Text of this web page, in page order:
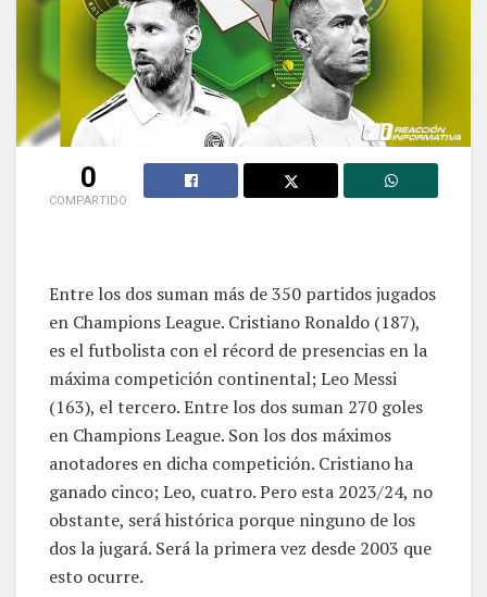
0
COMPARTIDO
Entre los dos suman más de 350 partidos jugados
en Champions League. Cristiano Ronaldo (187),
es el futbolista con el récord de presencias en la
máxima competición continental; Leo Messi
(163), el tercero. Entre los dos suman 270 goles
en Champions League. Son los dos máximos
anotadores en dicha competición. Cristiano ha
ganado cinco; Leo, cuatro. Pero esta 2023/24, no
obstante, será histórica porque ninguno de los
dos la jugará. Será la primera vez desde 2003 que
esto ocurre.